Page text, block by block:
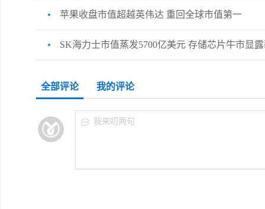
苹果收盘市值超越英伟达 重回全球市值第一
SK海力士市值蒸发5700亿美元 存储芯片牛市显
全部评论 我的评论
我来叨两句